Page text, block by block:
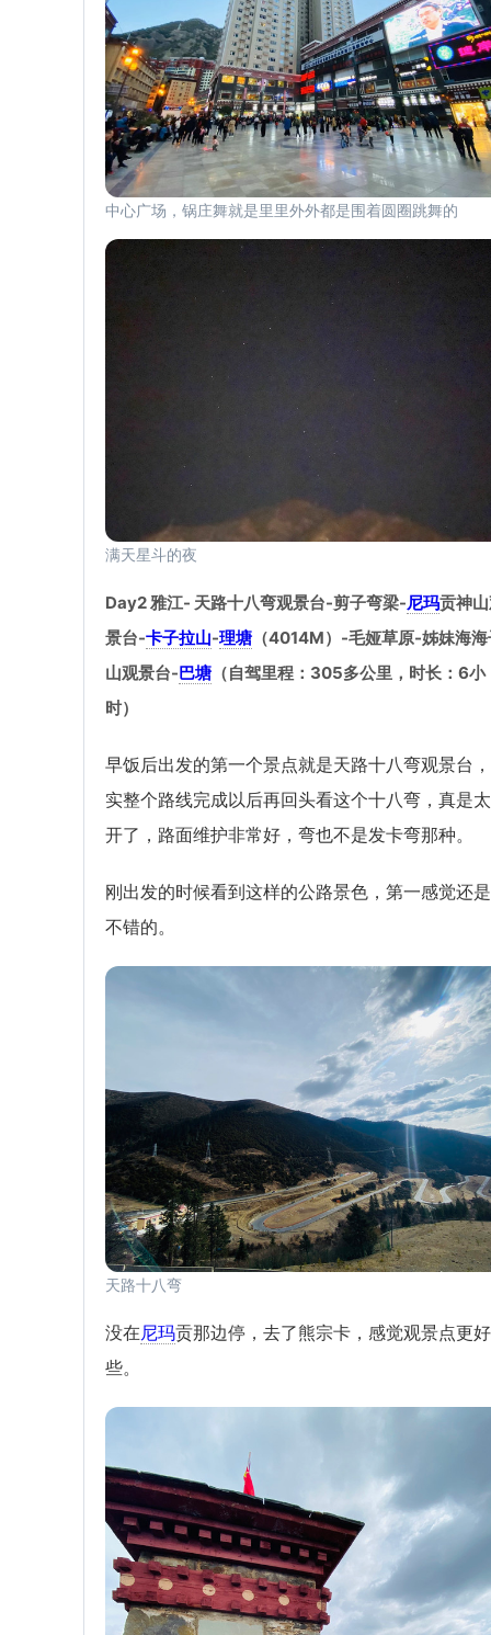
中心广场，锅庄舞就是里里外外都是围着圆圈跳舞的
满天星斗的夜
Day2 雅江- 天路十八弯观景台-剪子弯梁-尼玛贡神
景台-卡子拉山-理塘 （4014M）-毛娅草原-姊妹海
山观景台-巴塘 （自驾里程：305多公里，时长：6小
时）
早饭后出发的第一个景点就是天路十八弯观景台
实整个路线完成以后再回头看这个十八弯，真是
开了，路面维护非常好，弯也不是发卡弯那种。
刚出发的时候看到这样的公路景色，第一感觉还
不错的。
天路十八弯
没在尼玛贡那边停，去了熊宗卡，感觉观景点更好
些。